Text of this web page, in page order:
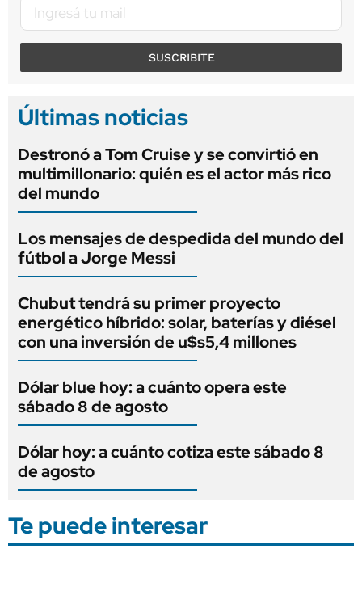
SUSCRIBITE
Últimas noticias
Destronó a Tom Cruise y se convirtió en
multimillonario: quién es el actor más rico
del mundo
Los mensajes de despedida del mundo del
fútbol a Jorge Messi
Chubut tendrá su primer proyecto
energético híbrido: solar, baterías y diésel
con una inversión de u$s5,4 millones
Dólar blue hoy: a cuánto opera este
sábado 8 de agosto
Dólar hoy: a cuánto cotiza este sábado 8
de agosto
Te puede interesar